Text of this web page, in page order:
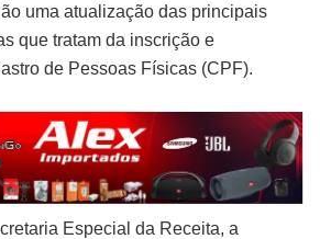
uma atualização das principais
que tratam da inscrição e
de Pessoas Físicas (CPF).
Especial da Receita, a